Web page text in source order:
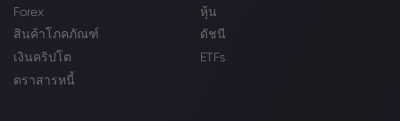
Forex
หุ้น
สินค้าโภคภัณฑ์
ดัชนี
เงินคริปโต
ETFs
ตราสารหนี้